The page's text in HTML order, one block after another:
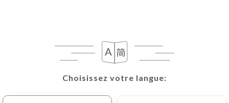
Choisissez votre langue:
ACCUEIL CONTACT
Choisissez votre langue: